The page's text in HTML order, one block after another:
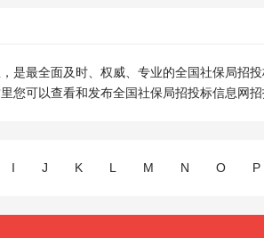
是最全面及时、权威、专业的全国社保局招
可以查看和发布全国社保局招投标信息网
I J K L M N O P